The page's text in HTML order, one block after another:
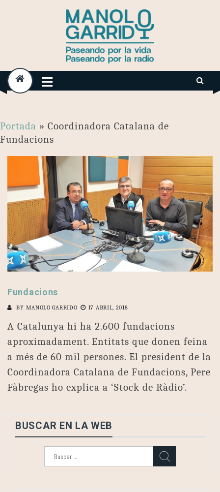
Portada » Coordinadora Catalana de
Fundacions
Fundacions
BY MANOLO GARRIDO 17 ABRIL, 2018
A Catalunya hi ha 2.600 fundacions
aproximadament. Entitats que donen feina
a més de 60 mil persones. El president de la
Coordinadora Catalana de Fundacions, Pere
Fàbregas ho explica a ‘Stock de Ràdio’.
BUSCAR EN LA WEB